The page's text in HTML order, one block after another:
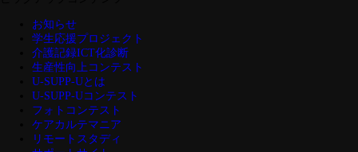
お知らせ
学生応援プロジェクト
介護記録ICT化診断
生産性向上コンテスト
U-SUPP-Uとは
U-SUPP-Uコンテスト
フォトコンテスト
ケアカルテマニア
リモートスタディ